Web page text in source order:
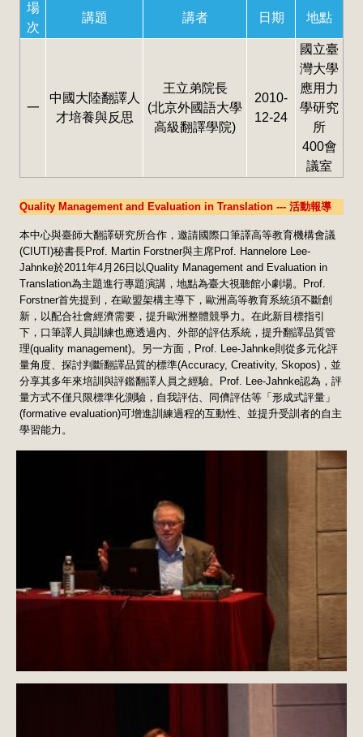
場
次
講題 講者 日期 地點
一
中國大陸翻譯人
才培養與反思
王立弟院長
(北京外國語大學
高級翻譯學院)
2010-
12-24
國立臺
灣大學
應用力
學研究
所
400會
議室
Quality Management and Evaluation in Translation --- 活動報導
本中心與臺師大翻譯研究所合作，邀請國際口筆譯高等教育機構會議
(CIUTI)秘書長Prof. Martin Forstner與主席Prof. Hannelore Lee-
Jahnke於2011年4月26日以Quality Management and Evaluation in
Translation為主題進行專題演講，地點為臺大視聽館小劇場。Prof.
Forstner首先提到，在歐盟架構主導下，歐洲高等教育系統須不斷創
新，以配合社會經濟需要，提升歐洲整體競爭力。在此新目標指引
下，口筆譯人員訓練也應透過內、外部的評估系統，提升翻譯品質管
理(quality management)。另一方面，Prof. Lee-Jahnke則從多元化評
量角度、探討判斷翻譯品質的標準(Accuracy, Creativity, Skopos)，並
分享其多年來培訓與評鑑翻譯人員之經驗。Prof. Lee-Jahnke認為，評
量方式不僅只限標準化測驗，自我評估、同儕評估等「形成式評量」
(formative evaluation)可增進訓練過程的互動性、並提升受訓者的自主
學習能力。